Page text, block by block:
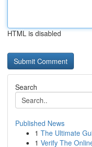
HTML is disabled
Search
Published News
1 The Ultimate
1 Verify The